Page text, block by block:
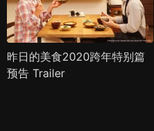
昨日的美食2020跨年特别篇
预告 Trailer